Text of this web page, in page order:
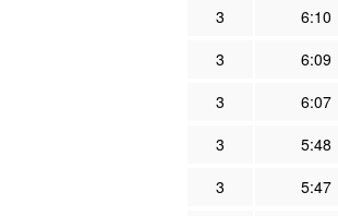
3
6:10
3
6:09
3
6:07
3
5:48
3
5:47